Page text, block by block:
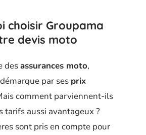
choisir Groupama
devis moto
desassurances moto,
par ses prix
comment parviennent-ils
tarifs aussi avantageux ?
sont pris en compte pour